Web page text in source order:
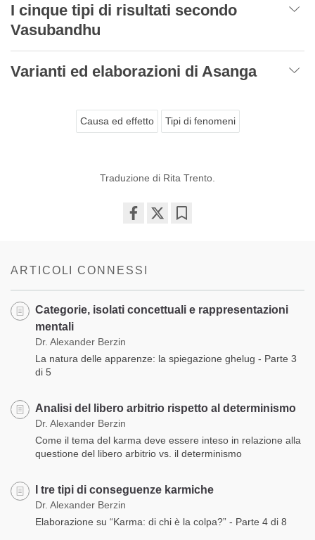
I cinque tipi di risultati secondo
Vasubandhu
Varianti ed elaborazioni di Asanga
Causa ed effetto Tipi di fenomeni
Traduzione di Rita Trento.
ARTICOLI CONNESSI
Categorie, isolati concettuali e rappresentazioni
mentali
Dr. Alexander Berzin
La natura delle apparenze: la spiegazione ghelug - Parte 3
di 5
Analisi del libero arbitrio rispetto al determinismo
Dr. Alexander Berzin
Come il tema del karma deve essere inteso in relazione alla
questione del libero arbitrio vs. il determinismo
I tre tipi di conseguenze karmiche
Dr. Alexander Berzin
Elaborazione su “Karma: di chi è la colpa?” - Parte 4 di 8